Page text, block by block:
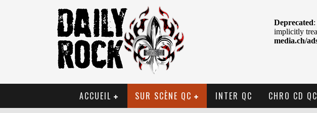
ACCUEIL SUR SCÈNE QC INTER QC CHRO CD QC